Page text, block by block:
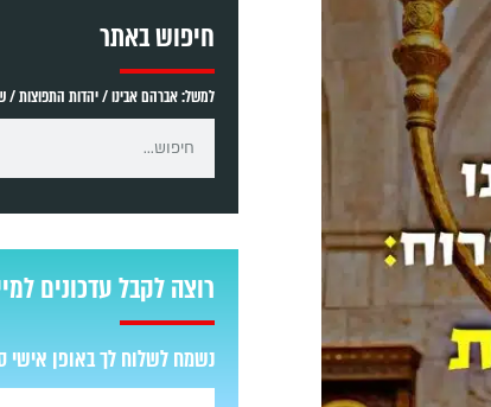
חיפוש באתר
למשל: אברהם אבינו / יהדות התפוצות
רוצה לקבל עדכונים
נשמח לשלוח לך באופן אישי